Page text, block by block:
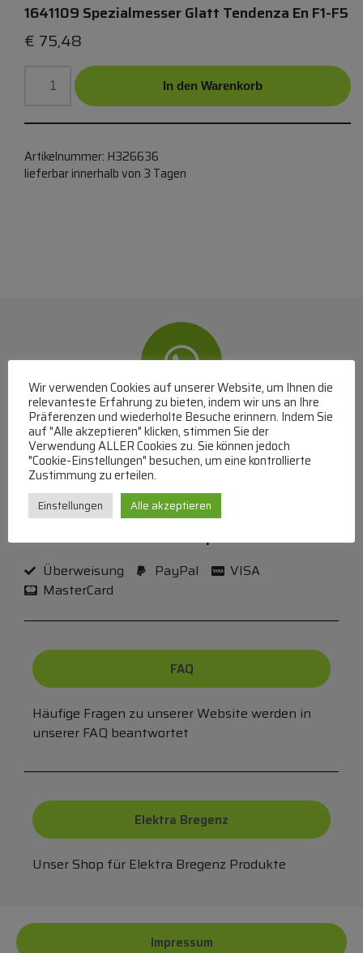
1641109 Spezialmesser Glatt Tendenza En F1-F5
€ 75,48
In den Warenkorb
Artikelnummer: H326636
lieferbar innerhalb von 3 Tagen
WhatsApp
Mit WhatsApp Kontakt mit dem Service Team
aufnehmen
(MO-DO 8-17, FR 8-15 Uhr,+43 1 267 67 60
Bei uns können Sie bezahlen per:
Überweisung
PayPal
VISA
MasterCard
FAQ
Häufige Fragen zu unserer Website werden in
unserer FAQ beantwortet
Elektra Bregenz
Unser Shop für Elektra Bregenz Produkte
Impressum
Wir verwenden Cookies auf unserer Website, um Ihnen die
relevanteste Erfahrung zu bieten, indem wir uns an Ihre
Präferenzen und wiederholte Besuche erinnern. Indem Sie
auf "Alle akzeptieren" klicken, stimmen Sie der
Verwendung ALLER Cookies zu. Sie können jedoch
"Cookie-Einstellungen" besuchen, um eine kontrollierte
Zustimmung zu erteilen.
Einstellungen Alle akzeptieren